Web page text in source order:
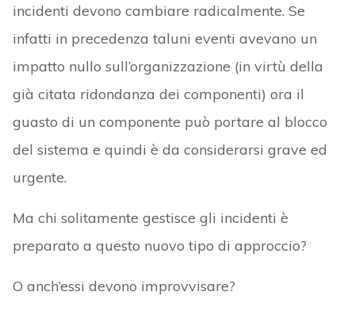
incidenti devono cambiare radicalmente. Se
infatti in precedenza taluni eventi avevano un
impatto nullo sull’organizzazione (in virtù della
già citata ridondanza dei componenti) ora il
guasto di un componente può portare al blocco
del sistema e quindi è da considerarsi grave ed
urgente.
Ma chi solitamente gestisce gli incidenti è
preparato a questo nuovo tipo di approccio?
O anch’essi devono improvvisare?